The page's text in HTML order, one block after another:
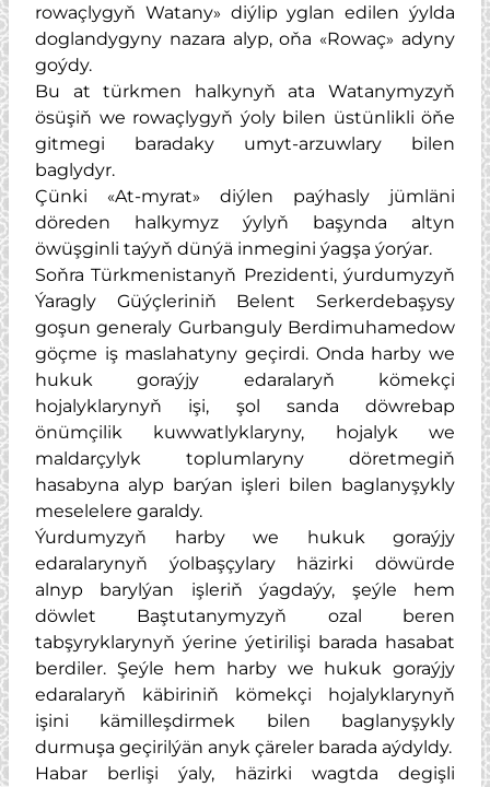
rowaçlygyň Watany» diýlip yglan edilen ýylda
doglandygyny nazara alyp, oňa «Rowaç» adyny
goýdy.
Bu at türkmen halkynyň ata Watanymyzyň
ösüşiň we rowaçlygyň ýoly bilen üstünlikli öňe
gitmegi baradaky umyt-arzuwlary bilen
baglydyr.
Çünki «At-myrat» diýlen paýhasly jümläni
döreden halkymyz ýylyň başynda altyn
öwüşginli taýyň dünýä inmegini ýagşa ýorýar.
Soňra Türkmenistanyň Prezidenti, ýurdumyzyň
Ýaragly Güýçleriniň Belent Serkerdebaşysy
goşun generaly Gurbanguly Berdimuhamedow
göçme iş maslahatyny geçirdi. Onda harby we
hukuk goraýjy edaralaryň kömekçi
hojalyklarynyň işi, şol sanda döwrebap
önümçilik kuwwatlyklaryny, hojalyk we
maldarçylyk toplumlaryny döretmegiň
hasabyna alyp barýan işleri bilen baglanyşykly
meselelere garaldy.
Ýurdumyzyň harby we hukuk goraýjy
edaralarynyň ýolbaşçylary häzirki döwürde
alnyp barylýan işleriň ýagdaýy, şeýle hem
döwlet Baştutanymyzyň ozal beren
tabşyryklarynyň ýerine ýetirilişi barada hasabat
berdiler. Şeýle hem harby we hukuk goraýjy
edaralaryň käbiriniň kömekçi hojalyklarynyň
işini kämilleşdirmek bilen baglanyşykly
durmuşa geçirilýän anyk çäreler barada aýdyldy.
Habar berlişi ýaly, häzirki wagtda degişli